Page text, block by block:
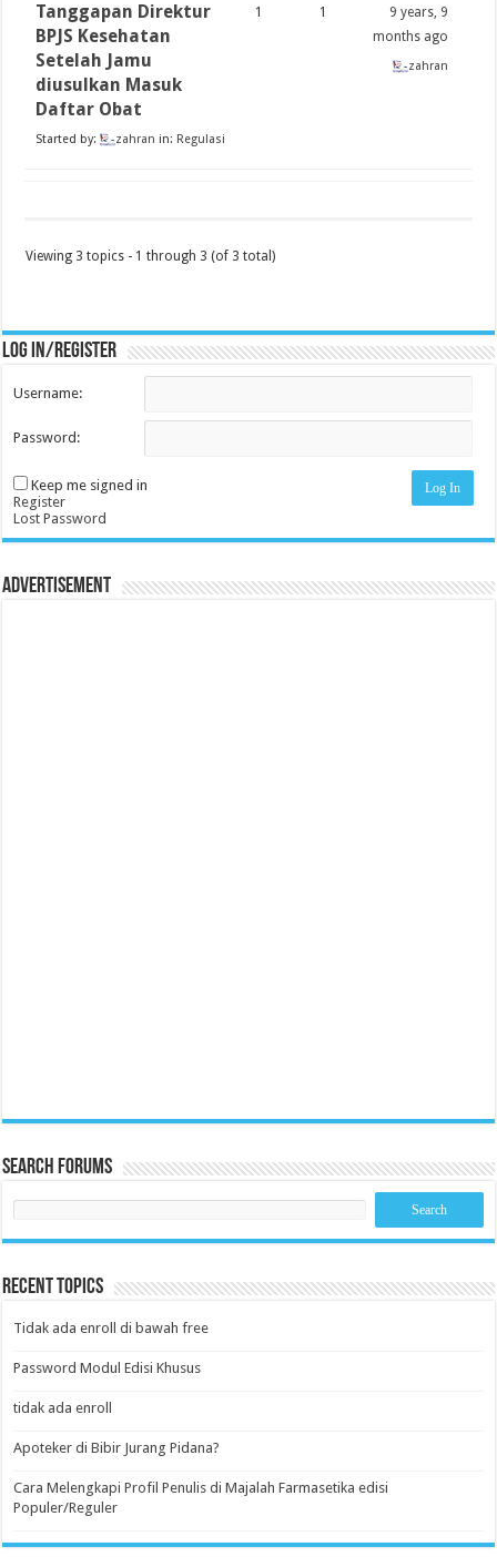
Tanggapan Direktur
BPJS Kesehatan
Setelah Jamu
diusulkan Masuk
Daftar Obat
Started by: zahran in: Regulasi
1 1
9 years, 9
months ago
zahran
Viewing 3 topics - 1 through 3 (of 3 total)
Log in/register
Username:
Password:
Keep me signed in Log In
Register
Lost Password
Advertisement
Search Forums
Recent Topics
Tidak ada enroll di bawah free
Password Modul Edisi Khusus
tidak ada enroll
Apoteker di Bibir Jurang Pidana?
Cara Melengkapi Profil Penulis di Majalah Farmasetika edisi
Populer/Reguler